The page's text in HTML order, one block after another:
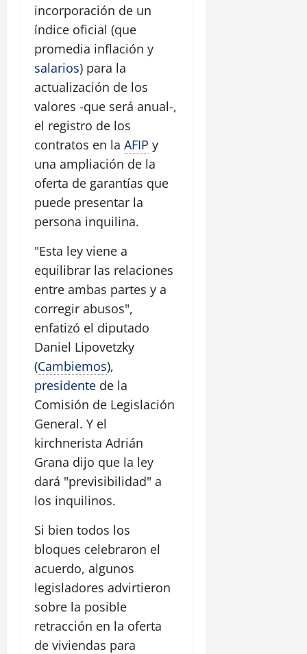
incorporación de un
índice oficial (que
promedia inflación y
salarios) para la
actualización de los
valores -que será anual-,
el registro de los
contratos en la AFIP y
una ampliación de la
oferta de garantías que
puede presentar la
persona inquilina.
"Esta ley viene a
equilibrar las relaciones
entre ambas partes y a
corregir abusos",
enfatizó el diputado
Daniel Lipovetzky
(Cambiemos),
presidente de la
Comisión de Legislación
General. Y el
kirchnerista Adrián
Grana dijo que la ley
dará "previsibilidad" a
los inquilinos.
Si bien todos los
bloques celebraron el
acuerdo, algunos
legisladores advirtieron
sobre la posible
retracción en la oferta
de viviendas para